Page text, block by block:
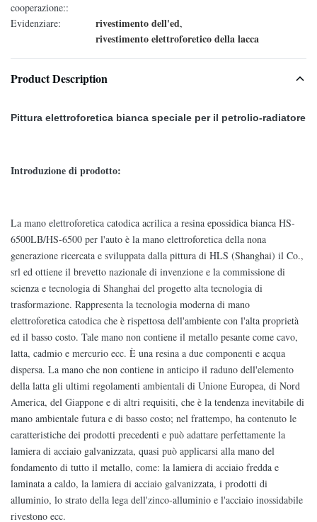
cooperazione::
Evidenziare: rivestimento dell'ed,
rivestimento elettroforetico della lacca
Product Description
Pittura elettroforetica bianca speciale per il petrolio-radiatore
Introduzione di prodotto:
La mano elettroforetica catodica acrilica a resina epossidica bianca HS-
6500LB/HS-6500 per l'auto è la mano elettroforetica della nona
generazione ricercata e sviluppata dalla pittura di HLS (Shanghai) il Co.,
srl ed ottiene il brevetto nazionale di invenzione e la commissione di
scienza e tecnologia di Shanghai del progetto alta tecnologia di
trasformazione. Rappresenta la tecnologia moderna di mano
elettroforetica catodica che è rispettosa dell'ambiente con l'alta proprietà
ed il basso costo. Tale mano non contiene il metallo pesante come cavo,
latta, cadmio e mercurio ecc. È una resina a due componenti e acqua
dispersa. La mano che non contiene in anticipo il raduno dell'elemento
della latta gli ultimi regolamenti ambientali di Unione Europea, di Nord
America, del Giappone e di altri requisiti, che è la tendenza inevitabile di
mano ambientale futura e di basso costo; nel frattempo, ha contenuto le
caratteristiche dei prodotti precedenti e può adattare perfettamente la
lamiera di acciaio galvanizzata, quasi può applicarsi alla mano del
fondamento di tutto il metallo, come: la lamiera di acciaio fredda e
laminata a caldo, la lamiera di acciaio galvanizzata, i prodotti di
alluminio, lo strato della lega dell'zinco-alluminio e l'acciaio inossidabile
rivestono ecc.